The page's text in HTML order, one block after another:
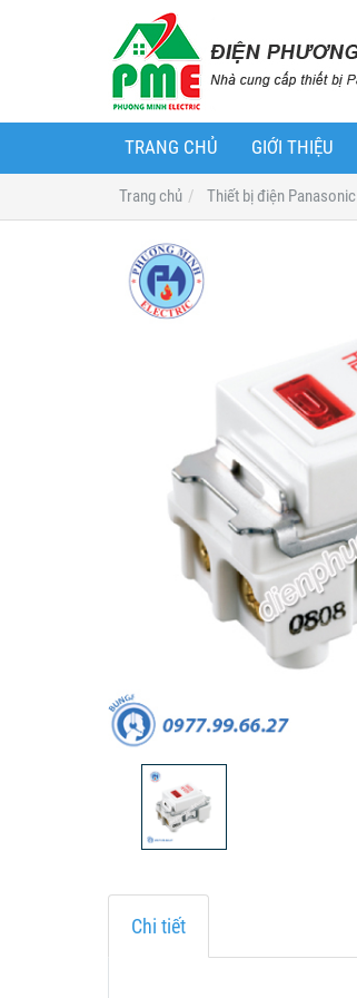
TRANG CHỦ GIỚI THIỆU
Trang chủ Thiết bị điện Panasonic
Chi tiết